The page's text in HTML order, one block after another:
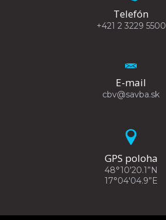
Telefón
+421 2 3229 5500
E-mail
cbv@savba.sk
GPS poloha
48°10'20.1”N
17°04'04.9”E